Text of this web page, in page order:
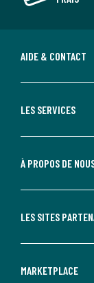
AIDE & CONTACT
LES SERVICES
À PROPOS DE
LES SITES
MARKETPLACE